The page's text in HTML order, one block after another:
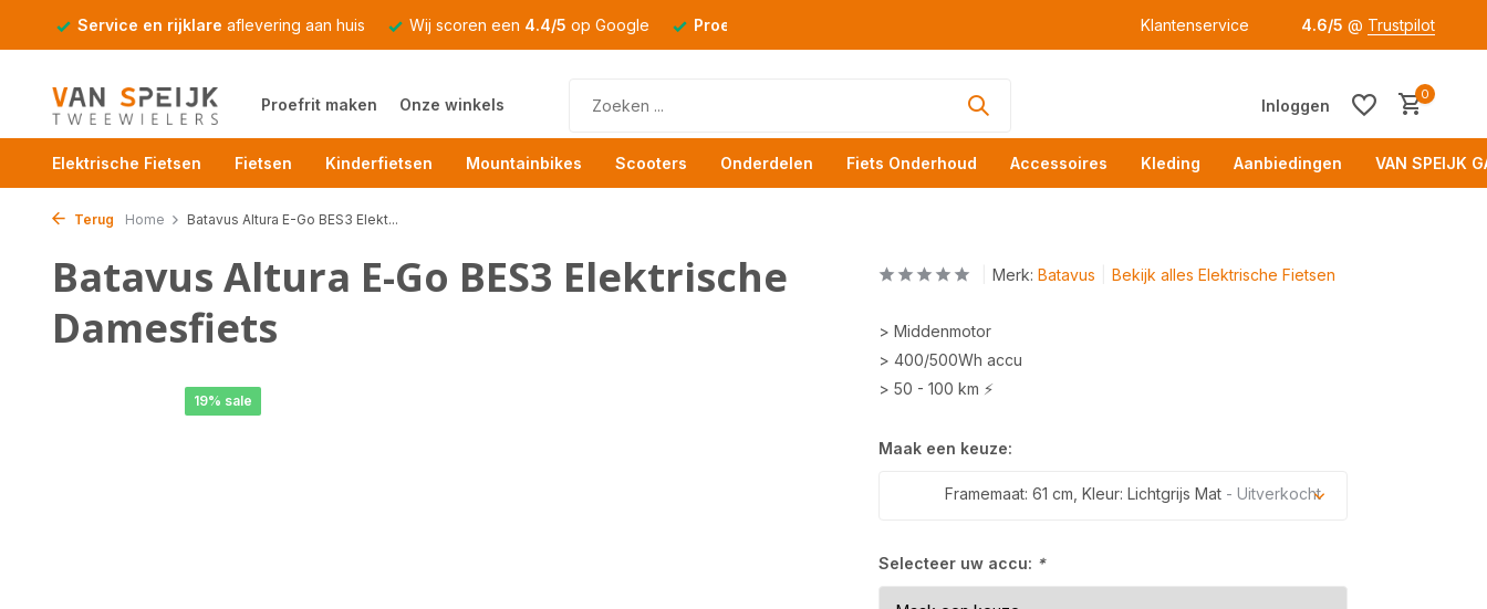
Service en rijklare aflevering aan huis Wij scoren een 4.4/5 op Google Proefrit Klantenservice 4.6/5 @ Trustpilot
Proefrit maken Onze winkels Inloggen
0
Elektrische Fietsen Fietsen Kinderfietsen Mountainbikes Scooters Onderdelen Fiets Onderhoud Accessoires Kleding Aanbiedingen VAN SPEIJK
Terug Home Batavus Altura E-Go BES3 Elekt...
Batavus Altura E-Go BES3 Elektrische
Damesfiets
19% sale
Merk: Batavus Bekijk alles Elektrische Fietsen
> Middenmotor
> 400/500Wh accu
> 50 - 100 km ⚡
Maak een keuze:
Framemaat: 61 cm, Kleur: Lichtgrijs Mat- Uitverkocht
Selecteer uw accu: *